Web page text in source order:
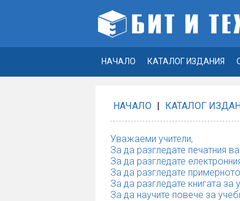
НАЧАЛО КАТАЛОГ ИЗДАНИЯ
НАЧАЛО | КАТАЛОГ
Уважаеми учители,
За да разгледате печатния
За да разгледате
За да разгледате
За да разгледате книгата за
За да научите повече за